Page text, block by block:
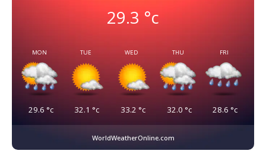
29.3 °c
MON
29.6 °c
TUE
32.1 °c
WED
33.2 °c
THU
32.0 °c
FRI
28.6 °c
WorldWeatherOnline.com